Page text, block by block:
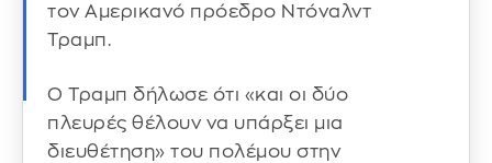
τον Αμερικανό πρόεδρο Ντόναλντ
Τραμπ.
Ο Τραμπ δήλωσε ότι «και οι δύο
πλευρές θέλουν να υπάρξει μια
διευθέτηση» του πολέμου στην